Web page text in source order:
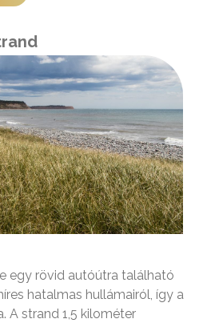
egy rövid autóútra található
hatalmas hullámairól, így a
A strand 1,5 kilométer